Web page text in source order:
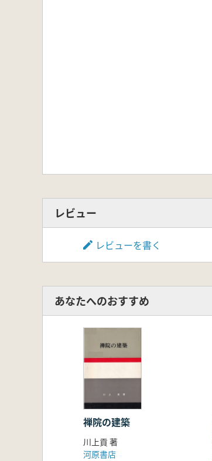
レビュー
レビューを書く
あなたへのおすすめ
禅院の建築
川上貢 著
河原書店